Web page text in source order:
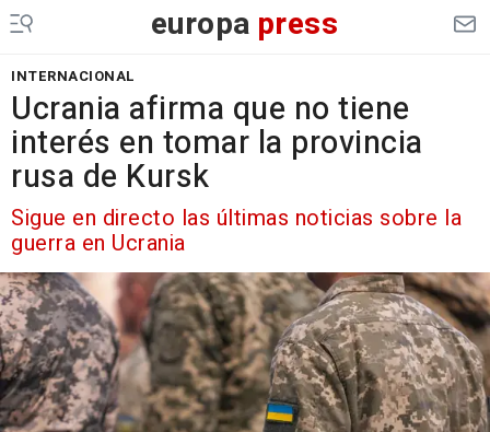
europa press
INTERNACIONAL
Ucrania afirma que no tiene
interés en tomar la provincia
rusa de Kursk
Sigue en directo las últimas noticias sobre la
guerra en Ucrania